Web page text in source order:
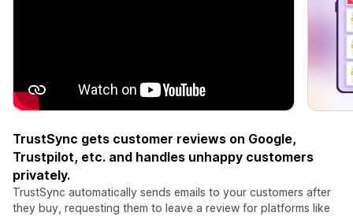
TrustSync gets customer reviews on Google,
Trustpilot, etc. and handles unhappy customers
privately.
TrustSync automatically sends emails to your customers after
they buy, requesting them to leave a review for platforms like